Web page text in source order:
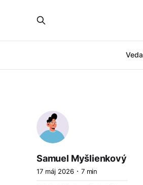
Veda
Samuel Myšlienkový
17 máj 2026 7 min